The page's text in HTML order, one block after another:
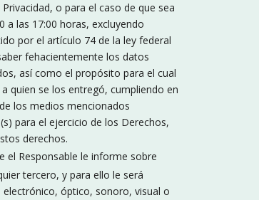
o para el caso de que sea
a las 17:00 horas, excluyendo
por el artículo 74 de la ley federal
fehacientemente los datos
así como el propósito para el cual
quien se los entregó, cumpliendo en
los medios mencionados
para el ejercicio de los Derechos,
derechos.
el Responsable le informe sobre
tercero, y para ello le será
óptico, sonoro, visual o